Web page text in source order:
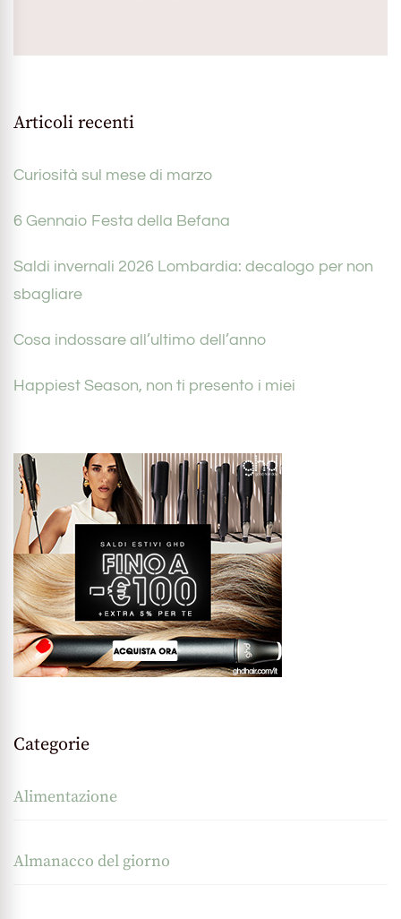
Articoli recenti
Curiosità sul mese di marzo
6 Gennaio Festa della Befana
Saldi invernali 2026 Lombardia: decalogo per non
sbagliare
Cosa indossare all’ultimo dell’anno
Happiest Season, non ti presento i miei
Categorie
Alimentazione
Almanacco del giorno